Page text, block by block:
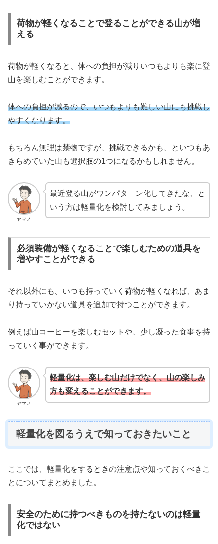
荷物が軽くなることで登ることができる山が増
える
荷物が軽くなると、体への負担が減りいつもよりも楽に登
山を楽しむことができます。
体への負担が減るので、いつもよりも難しい山にも挑戦し
やすくなります。
もちろん無理は禁物ですが、挑戦できるかも、といつもあ
きらめていた山も選択肢の1つになるかもしれません。
ヤマノ
最近登る山がワンパターン化してきたな、と
いう方は軽量化を検討してみましょう。
必須装備が軽くなることで楽しむための道具を
増やすことができる
それ以外にも、いつも持っていく荷物が軽くなれば、あま
り持っていかない道具を追加で持つことができます。
例えば山コーヒーを楽しむセットや、少し凝った食事を持
っていく事ができます。
ヤマノ
軽量化は、楽しむ山だけでなく、山の楽しみ
方も変えることができます。
軽量化を図るうえで知っておきたいこと
ここでは、軽量化をするときの注意点や知っておくべきこ
とについてまとめました。
安全のために持つべきものを持たないのは軽量
化ではない